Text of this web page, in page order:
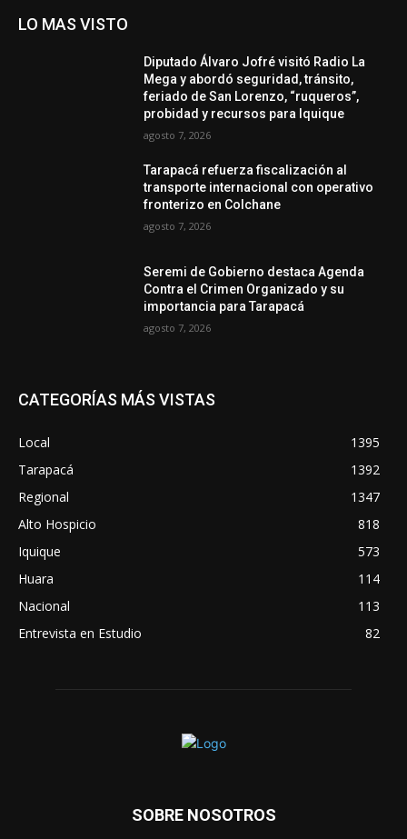
LO MAS VISTO
Diputado Álvaro Jofré visitó Radio La
Mega y abordó seguridad, tránsito,
feriado de San Lorenzo, “ruqueros”,
probidad y recursos para Iquique
agosto 7, 2026
Tarapacá refuerza fiscalización al
transporte internacional con operativo
fronterizo en Colchane
agosto 7, 2026
Seremi de Gobierno destaca Agenda
Contra el Crimen Organizado y su
importancia para Tarapacá
agosto 7, 2026
CATEGORÍAS MÁS VISTAS
Local
1395
Tarapacá
1392
Regional
1347
Alto Hospicio
818
Iquique
573
Huara
114
Nacional
113
Entrevista en Estudio
82
SOBRE NOSOTROS